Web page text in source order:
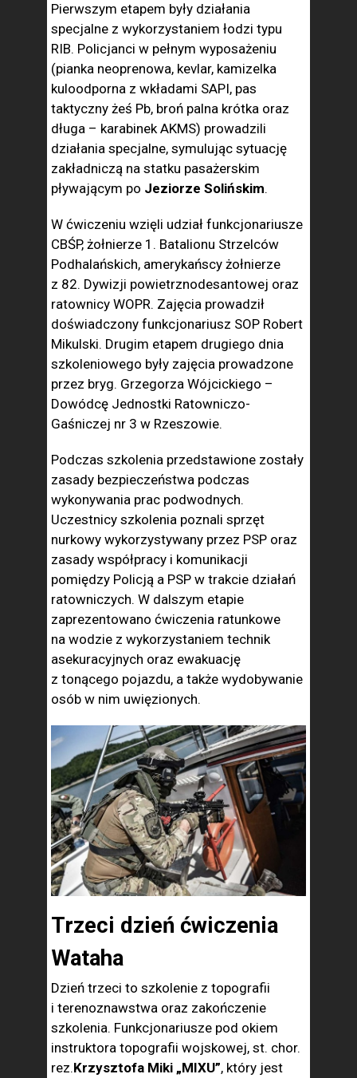
Pierwszym etapem były działania
specjalne z wykorzystaniem łodzi typu
RIB. Policjanci w pełnym wyposażeniu
(pianka neoprenowa, kevlar, kamizelka
kuloodporna z wkładami SAPI, pas
taktyczny żeś Pb, broń palna krótka oraz
długa – karabinek AKMS) prowadzili
działania specjalne, symulując sytuację
zakładniczą na statku pasażerskim
pływającym po Jeziorze Solińskim.
W ćwiczeniu wzięli udział funkcjonariusze
CBŚP, żołnierze 1. Batalionu Strzelców
Podhalańskich, amerykańscy żołnierze
z 82. Dywizji powietrznodesantowej oraz
ratownicy WOPR. Zajęcia prowadził
doświadczony funkcjonariusz SOP Robert
Mikulski. Drugim etapem drugiego dnia
szkoleniowego były zajęcia prowadzone
przez bryg. Grzegorza Wójcickiego –
Dowódcę Jednostki Ratowniczo-
Gaśniczej nr 3 w Rzeszowie.
Podczas szkolenia przedstawione zostały
zasady bezpieczeństwa podczas
wykonywania prac podwodnych.
Uczestnicy szkolenia poznali sprzęt
nurkowy wykorzystywany przez PSP oraz
zasady współpracy i komunikacji
pomiędzy Policją a PSP w trakcie działań
ratowniczych. W dalszym etapie
zaprezentowano ćwiczenia ratunkowe
na wodzie z wykorzystaniem technik
asekuracyjnych oraz ewakuację
z tonącego pojazdu, a także wydobywanie
osób w nim uwięzionych.
Trzeci dzień ćwiczenia
Wataha
Dzień trzeci to szkolenie z topografii
i terenoznawstwa oraz zakończenie
szkolenia. Funkcjonariusze pod okiem
instruktora topografii wojskowej, st. chor.
rez.Krzysztofa Miki „MIXU”, który jest